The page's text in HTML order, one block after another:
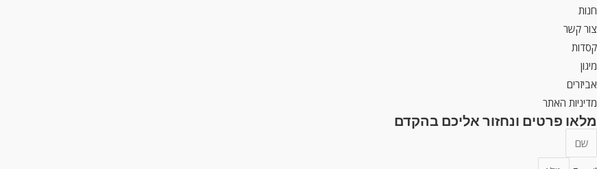
חנות
צור קשר
קסדות
מיגון
אביזרים
מדיניות האתר
מלאו פרטים ונחזור אליכם בהקדם